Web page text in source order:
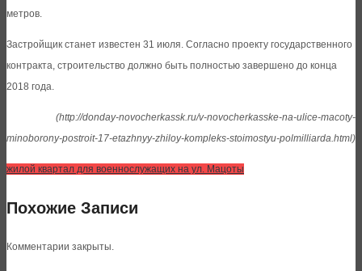
метров.
Застройщик станет известен 31 июля. Согласно проекту государственного
контракта, строительство должно быть полностью завершено до конца
2018 года.
(http://donday-novocherkassk.ru/v-novocherkasske-na-ulice-macoty-
minoborony-postroit-17-etazhnyy-zhiloy-kompleks-stoimostyu-polmilliarda.html)
жилой квартал для военнослужащих на ул. Мацоты
Похожие Записи
Комментарии закрыты.